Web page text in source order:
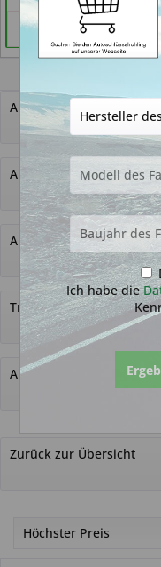
Autoschlüssel mit Funk
Autoschlüssel ohne Funk
Autoschlüsselgehäuse
Transponder
Autoschlüssel nicht
Zurück zur Übersicht
Ich habe die